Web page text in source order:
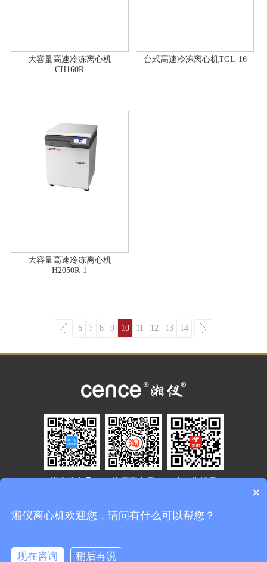
大容量高速冷冻离心机
CH160R
台式高速冷冻离心机TGL-16
大容量高速冷冻离心机
H2050R-1
6 7 8 9 10 11 12 13 14
400-007-6600
Copyright © 湖南湘仪实验室仪器开发有限公司 All Rights
×
湘仪离心机欢迎您，请问有什么可以帮您？
现在咨询 稍后再说